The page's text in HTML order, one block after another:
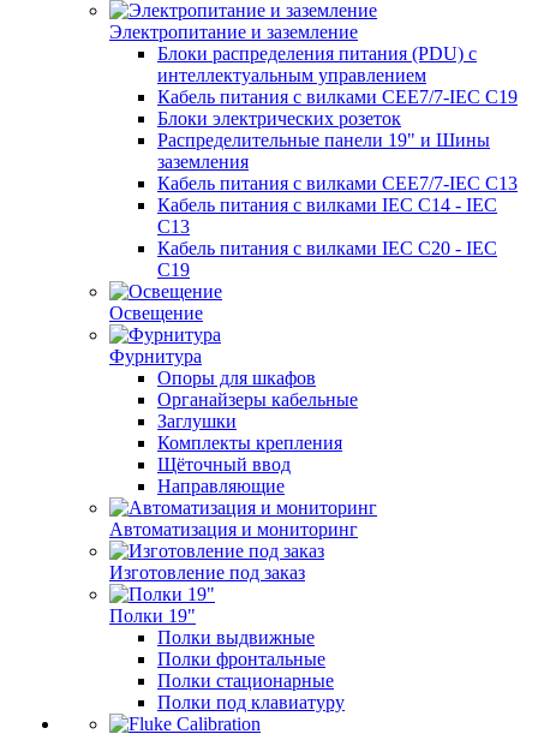
Электропитание и заземление
Блоки распределения питания (PDU) с
интеллектуальным управлением
Кабель питания с вилками CEE7/7-IEC C19
Блоки электрических розеток
Распределительные панели 19" и Шины
заземления
Кабель питания с вилками CEE7/7-IEC C13
Кабель питания с вилками IEC C14 - IEC
C13
Кабель питания с вилками IEC C20 - IEC
C19
Освещение
Фурнитура
Опоры для шкафов
Органайзеры кабельные
Заглушки
Комплекты крепления
Щёточный ввод
Направляющие
Автоматизация и мониторинг
Изготовление под заказ
Полки 19"
Полки выдвижные
Полки фронтальные
Полки стационарные
Полки под клавиатуру